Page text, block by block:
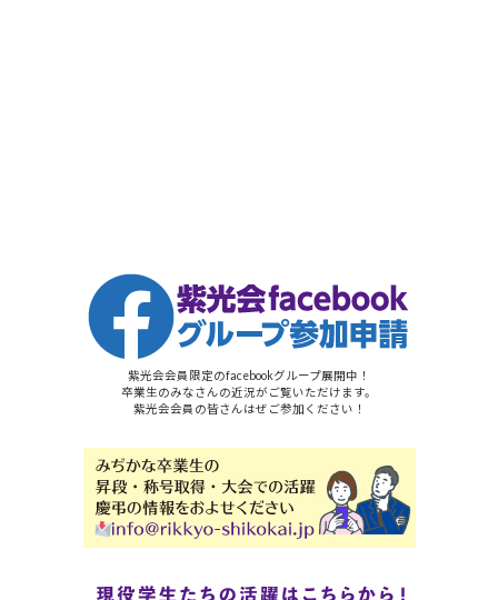
紫光会会員限定のfacebookグループ展開中！
卒業生のみなさんの近況がご覧いただけます。
紫光会会員の皆さんはぜご参加ください！